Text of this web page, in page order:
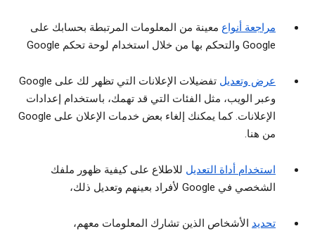
مراجعة أنواع معينة من المعلومات المرتبطة بحسابك على
Google والتحكم بها من خلال استخدام لوحة تحكم Google
عرض وتعديل
تفضيلات الإعلانات التي تظهر لك على Google
وعبر الويب، مثل الفئات التي قد تهمك، باستخدام إعدادات
الإعلانات. كما يمكنك إلغاء بعض خدمات الإعلان على Google
من هنا.
استخدام أداة التعديل للاطلاع على كيفية ظهور ملفك
الشخصي في Google لأفراد بعينهم وتعديل ذلك،
تحديد الأشخاص الذين تشارك المعلومات معهم،